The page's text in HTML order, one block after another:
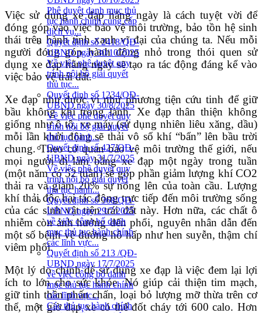
Phê duyệt danh mục thủ
tục hành chính cung cấp
dịch vụ...
Quyết định số 2418/QĐ-
UBND ngày 30/10/2025
Về việc phê duyệt quy
trình nội bộ giải quyết
thủ tục...
Quyết định số 1234/QĐ-
UBND ngày 30/8/2025
Về việc phê duyệt quy
trình nội bộ giải quyết
thủ tục hành...
Quyết định số 427/QĐ-
UBND ngày 31/7/2025
Về việc phê duyệt quy
trình nội bộ giải quyết
thủ tục hành...
Quyết định số 368/QĐ-
UBND ngày 29/7/2025
về việc công bố danh
mục thủ tục hành chính
các lĩnh vực...
Quyết định số 213 /QĐ-
UBND ngày 17/7/2025
về việc công bố danh
mục thủ tục hành chính
các lĩnh vực...
Các thủ tục hành chính
Việc sử dụng xe đạp hằng ngày là cách tuyệt vời để
đóng góp vào việc bảo vệ môi trường, bảo tồn hệ sinh
thái trên hành tinh xanh vĩ đại của chúng ta. Nếu mỗi
người đóng góp hành động nhỏ trong thói quen sử
dụng xe đạp hằng ngày sẽ tạo ra tác động đáng kể vào
việc bảo vệ trái đất.
Xe đạp như được ví như phương tiện cứu tinh để giữ
bầu không khí trong lành. Xe đạp thân thiện không
giống như ô tô, xe máy (sử dụng nhiên liêu xăng, dầu)
mỗi lần khởi động sẽ thải vô số khí “bẩn” lên bầu trời
chung. Theo cơ quan bảo vệ môi trường thế giới, nếu
mọi người đi làm bằng xe đạp một ngày trong tuần
(một năm có 52 tuần) sẽ góp phần giảm lượng khí CO2
thải ra và giảm 20% sự nóng lên của toàn cầu. Lượng
khí thải độc hại tác động trực tiếp đến môi trường sống
của các sinh vật trên trái đất này. Hơn nữa, các chất ô
nhiễm còn ảnh hưởng đến phổi, nguyên nhân dẫn đến
một số bệnh về đường hô hấp như hen suyễn, thậm chí
viêm phổi.
Một lý do chính để sử dụng xe đạp là việc đem lại lợi
ích to lớn cho sức khỏe. Nó giúp cải thiện tim mạch,
giữ tinh thần phấn chấn, loại bỏ lượng mỡ thừa trên cơ
thể, một giờ đạp xe có thể đốt cháy tới 600 calo. Hơn